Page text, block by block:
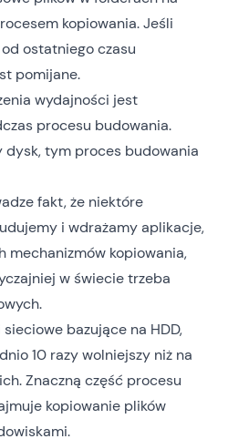
kopiowania. Jeśli
ostatniego czasu
pomijane.
wydajności jest
procesu budowania.
tym proces budowania
fakt, że niektóre
i wdrażamy aplikacje,
mechanizmów kopiowania,
w świecie trzeba
bazujące na HDD,
10 razy wolniejszy niż na
Znaczną część procesu
kopiowanie plików